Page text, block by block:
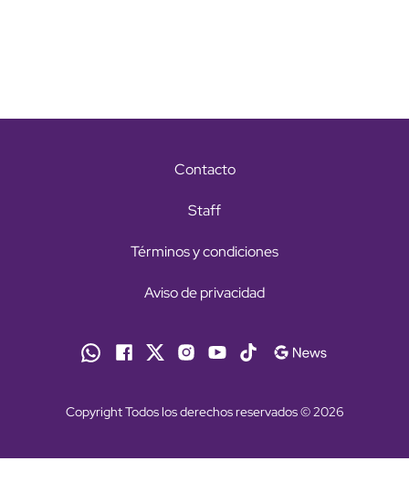
Contacto
Staff
Términos y condiciones
Aviso de privacidad
Copyright Todos los derechos reservados © 2026